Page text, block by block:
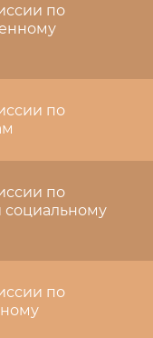
по
по
по
социальному
по